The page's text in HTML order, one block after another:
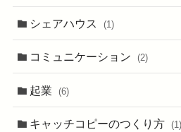
シェアハウス (1)
コミュニケーション (2)
起業 (6)
キャッチコピーのつくり方 (1)